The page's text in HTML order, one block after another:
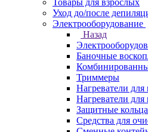
Товары для взрослых
Уход до/после
Электрооборудование
Назад
Баночные
Триммеры
Нагреватели
Нагреватели
Защитные
Средства для